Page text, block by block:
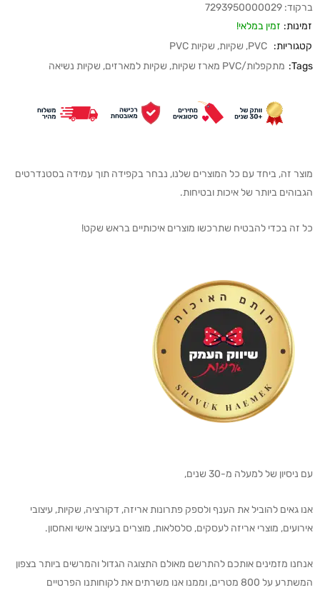
ברקוד: 7293950000029
זמינות: זמין במלאי!
קטגוריות: PVC
, שקיות, שקיות PVC
Tags: מתקפלות/PVC מארז שקיות , שקיות למארזים, שקיות נשיאה
מוצר זה, ביחד עם כל המוצרים שלנו, נבחר בקפידה תוך עמידה בסטנדרטים
הגבוהים ביותר של איכות ובטיחות.
כל זה בכדי להבטיח שתרכשו מוצרים איכותיים בראש שקט!
עם ניסיון של למעלה מ-30 שנים,
אנו גאים להוביל את הענף ולספק פתרונות אריזה, דקורציה, שקיות, עיצובי
אירועים, מוצרי אריזה לעסקים, סלסלאות, מוצרים בעיצוב אישי ואחסון.
אנחנו מזמינים אותכם להתרשם מאולם התצוגה הגדול והמרשים ביותר בצפון
המשתרע על 800 מטרים, וממנו אנו משרתים את לקוחותנו הפרטיים